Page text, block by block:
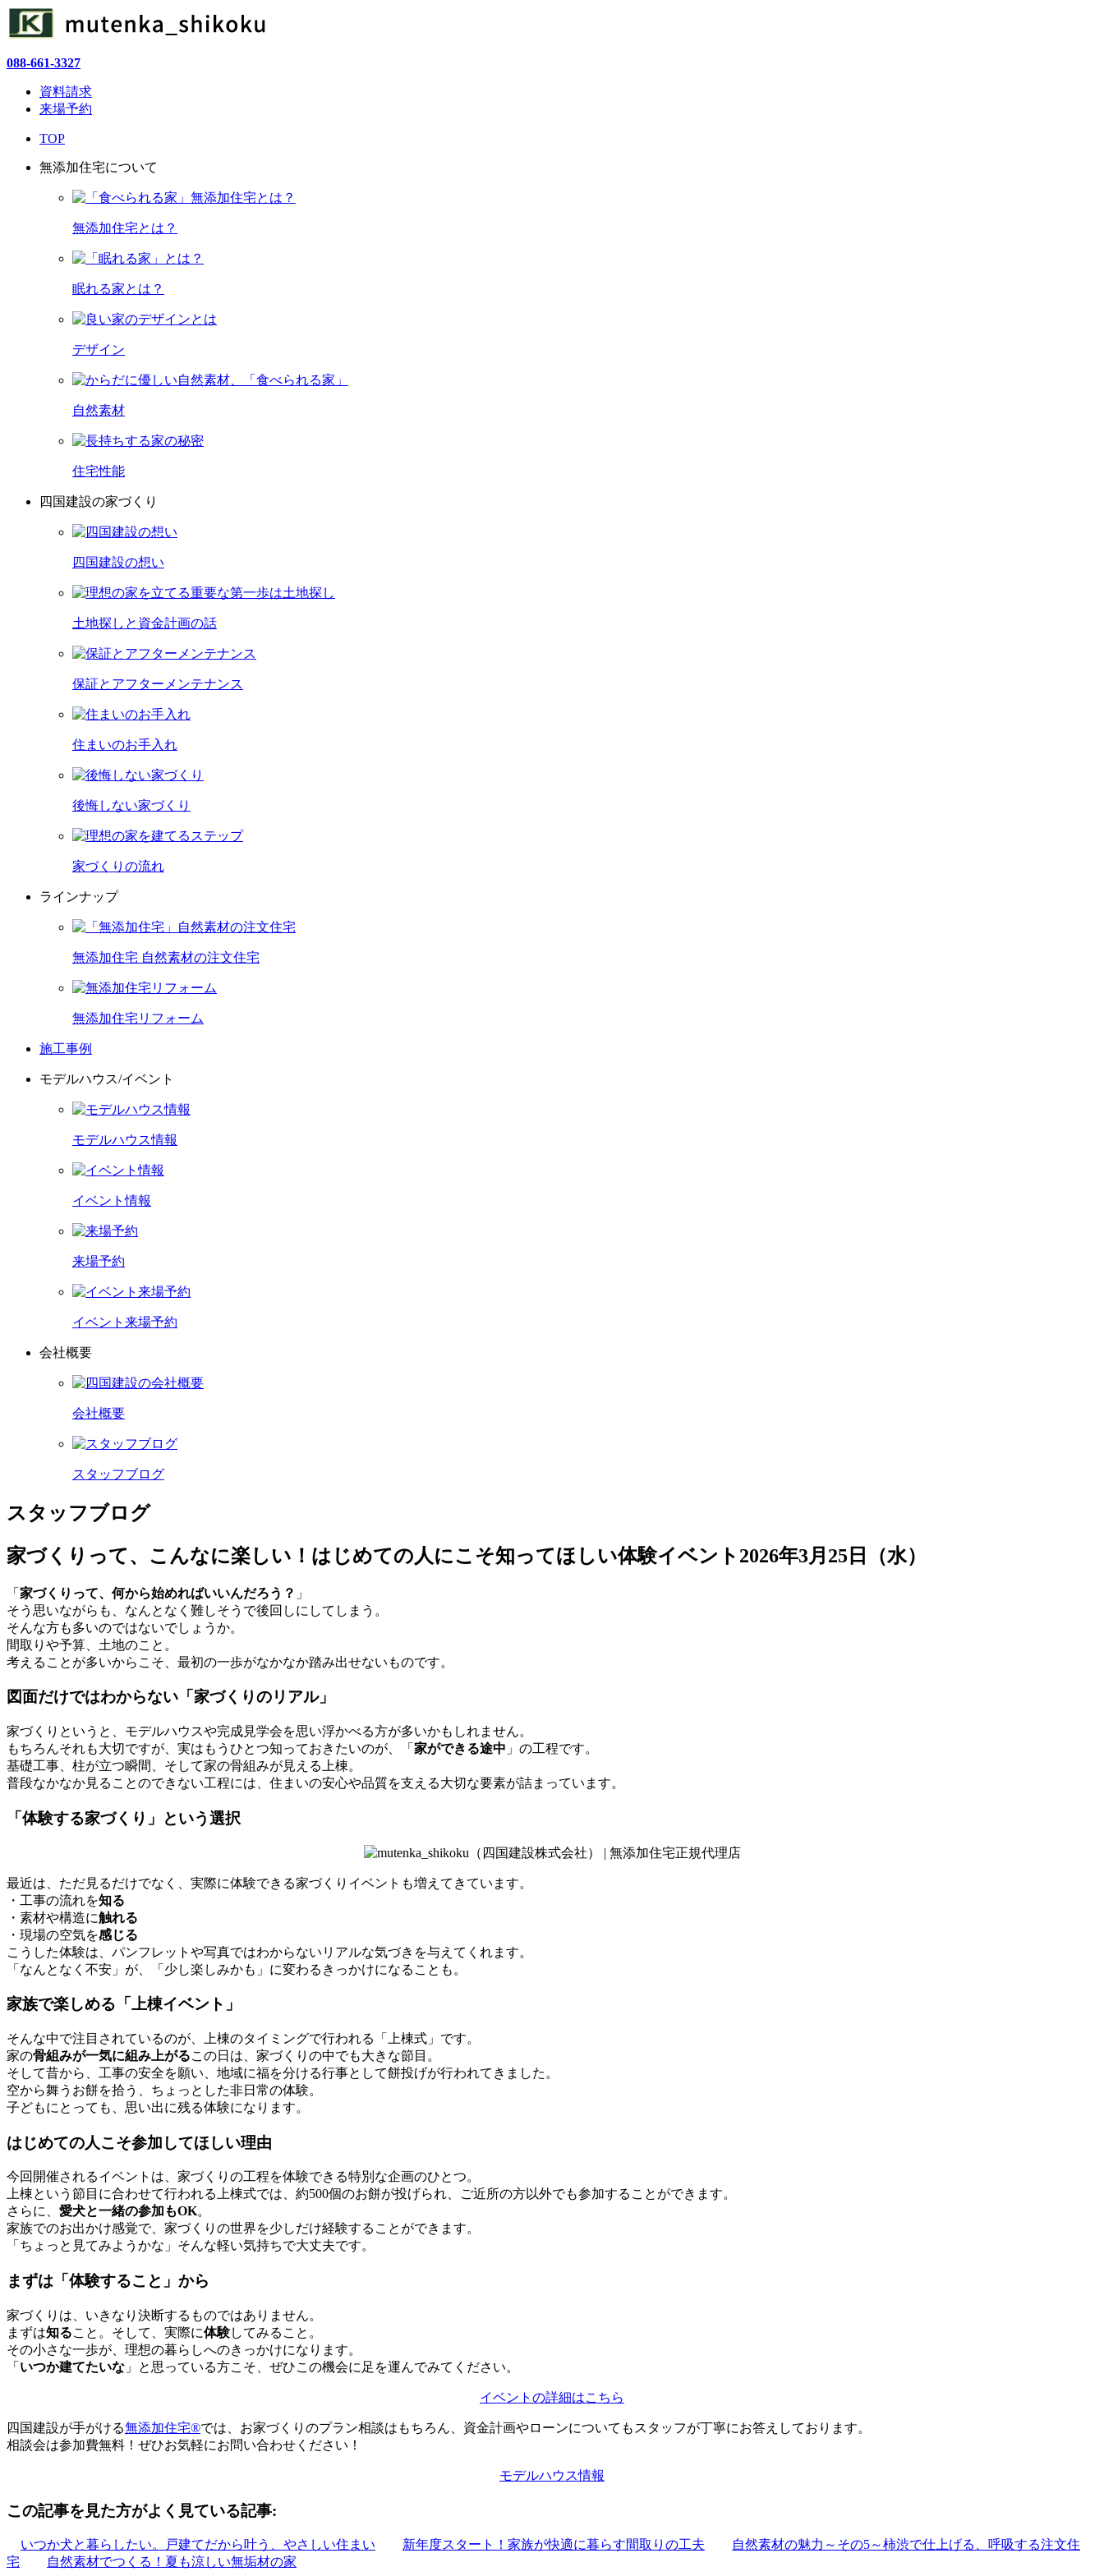
088-661-3327
資料請求
来場予約
TOP
無添加住宅について
無添加住宅とは？
眠れる家とは？
デザイン
自然素材
住宅性能
四国建設の家づくり
四国建設の想い
土地探しと資金計画の話
保証とアフターメンテナンス
住まいのお手入れ
後悔しない家づくり
家づくりの流れ
ラインナップ
無添加住宅 自然素材の注文住宅
無添加住宅リフォーム
施工事例
モデルハウス/イベント
モデルハウス情報
イベント情報
来場予約
イベント来場予約
会社概要
会社概要
スタッフブログ
スタッフブログ
家づくりって、こんなに楽しい！はじめての人にこそ知ってほしい体験イベント 2026年3月25日（水）
「 家づくりって、何から始めればいいんだろう？ 」
そう思いながらも、なんとなく難しそうで後回しにしてしまう。
そんな方も多いのではないでしょうか。
間取りや予算、土地のこと。
考えることが多いからこそ、最初の一歩がなかなか踏み出せない ものです。
図面だけではわからない「家づくりのリアル」
家づくりというと、モデルハウスや完成見学会を思い浮かべる方が多いかもしれません。
もちろんそれも大切ですが、実はもうひとつ知っておきたいのが、「 家ができる途中 」の工程です。
基礎工事、柱が立つ瞬間、そして家の骨組みが見える上棟。
普段なかなか見ることのできない工程には、住まいの安心や品質を支える大切な要素が詰まっています。
「体験する家づくり」という選択
最近は、ただ見るだけでなく、実際に体験できる家づくりイベントも増えてきています。
・工事の流れを知る
・素材や構造に触れる
・現場の空気を感じる
こうした体験は、パンフレットや写真ではわからないリアルな気づきを与えてくれます。
「なんとなく不安」が、「少し楽しみかも」に変わるきっかけになることも。
家族で楽しめる「上棟イベント」
そんな中で注目されているのが、上棟のタイミングで行われる「上棟式」です。
家の骨組みが一気に組み上がるこの日は、家づくりの中でも大きな節目。
そして昔から、 工事の安全を願い、地域に福を分ける行事として餅投げが行われてきました。
空から舞うお餅を拾う、ちょっとした非日常の体験。
子どもにとっても、思い出に残る体験になります。
はじめての人こそ参加してほしい理由
今回開催されるイベントは、家づくりの工程を体験できる特別な企画のひとつ。
上棟という節目に合わせて行われる上棟式では、約500個のお餅が投げられ、ご近所の方以外でも参加することができます。
さらに、 愛犬と一緒の参加もOK。
家族でのお出かけ感覚で、家づくりの世界を少しだけ経験することができます。
「ちょっと見てみようかな」そんな軽い気持ちで大丈夫です。
まずは「体験すること」から
家づくりは、いきなり決断するものではありません。
まずは知ること。そして、実際に体験してみること。
その小さな一歩が、理想の暮らしへのきっかけになります。
「 いつか建てたいな 」と思っている方こそ、ぜひこの機会に足を運んでみてください。
イベントの詳細はこちら
四国建設が手がける無添加住宅®では、お家づくりのプラン相談はもちろん、資金計画やローンについてもスタッフが丁寧にお答えしております。
相談会は参加費無料！ぜひお気軽にお問い合わせください！
モデルハウス情報
この記事を見た方がよく見ている記事:
いつか犬と暮らしたい。戸建てだから叶う、やさしい住まい 新年度スタート！家族が快適に暮らす間取りの工夫
自然素材の魅力～その5～柿渋で仕上げる、呼吸する注文住
宅
自然素材でつくる！夏も涼しい無垢材の家